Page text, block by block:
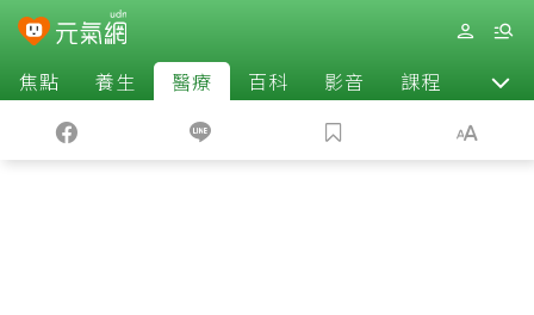
焦點 養生 醫療 百科 影音 課程 退休